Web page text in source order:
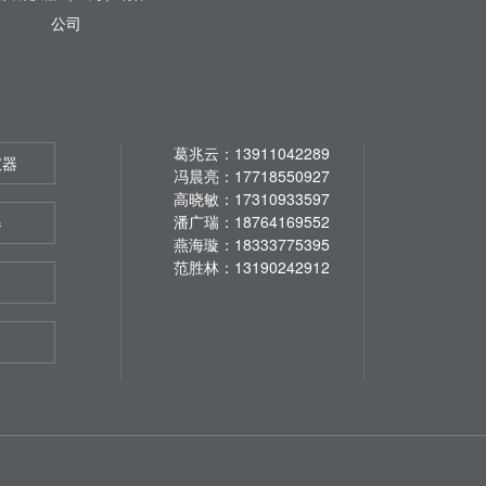
公司
葛兆云：13911042289
冯晨亮：17718550927
高晓敏：17310933597
潘广瑞：18764169552
燕海璇：18333775395
范胜林：13190242912